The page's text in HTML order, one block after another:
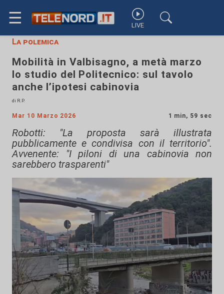
☰ LIVE
La polemica
Mobilità in Valbisagno, a metà marzo
lo studio del Politecnico: sul tavolo
anche l’ipotesi cabinovia
di R.P.
Mar 10 Marzo 2026 1 min, 59 sec
Robotti: "La proposta sarà illustrata
pubblicamente e condivisa con il territorio".
Avvenente: "I piloni di una cabinovia non
sarebbero trasparenti"